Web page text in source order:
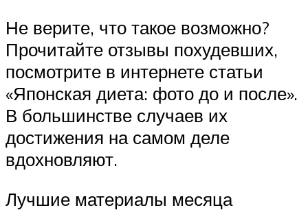
Не верите, что такое возможно?
Прочитайте отзывы похудевших,
посмотрите в интернете статьи
«Японская диета: фото до и после».
В большинстве случаев их
достижения на самом деле
вдохновляют.
Лучшие материалы месяца